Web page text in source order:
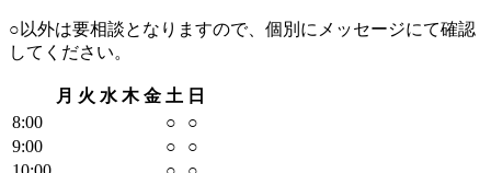
○以外は要相談となりますので、個別にメッセージにて確認
してください。
月 火 水 木 金 土 日
8:00 ○
○
9:00 ○
○